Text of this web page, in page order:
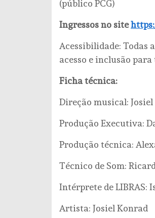
(público PCG)
Ingressos no site
Acessibilidade: Todas
acesso e inclusão para
Ficha técnica:
Direção musical:
Produção Executiva:
Produção técnica:
Técnico de Som:
Intérprete de LIBRAS:
Artista: Josiel Konrad